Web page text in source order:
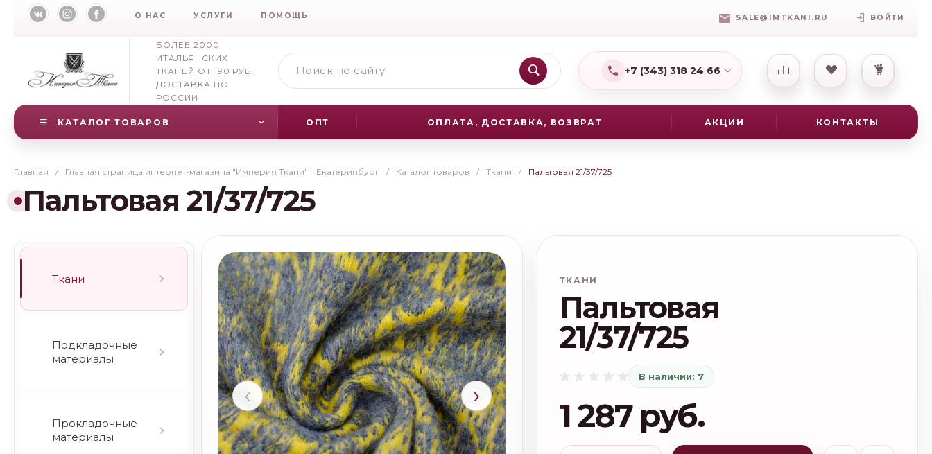
О НАС УСЛУГИ ПОМОЩЬ SALE@IMTKANI.RU ВОЙТИ
БОЛЕЕ 2000
ИТАЛЬЯНСКИХ
ТКАНЕЙ ОТ 190 РУБ.
ДОСТАВКА ПО
РОССИИ
+7 (343) 318 24 66
7(931) 009-16-25
КАТАЛОГ ТОВАРОВ ОПТ ОПЛАТА, ДОСТАВКА, ВОЗВРАТ АКЦИИ КОНТАКТЫ
Главная / Главная страница интернет-магазина "Империя Ткани" г.Екатеринбург / Каталог товаров / Ткани / Пальтовая 21/37/725
Пальтовая 21/37/725
Ткани
Подкладочные
материалы
Прокладочные
материалы
‹ ›
ТКАНИ
Пальтовая
21/37/725
В наличии: 7
1 287 руб.